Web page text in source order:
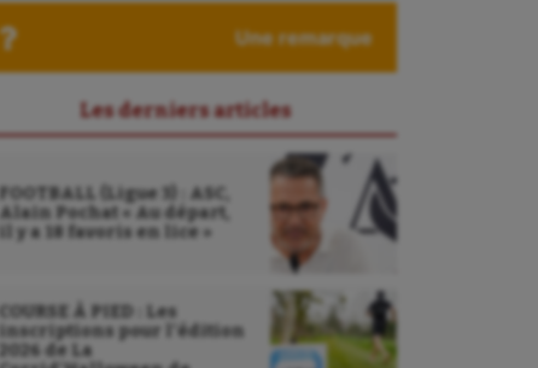
Une remarque
Les derniers articles
FOOTBALL (Ligue 3) : ASC,
Alain Pochat « Au départ,
il y a 18 favoris en lice »
COURSE À PIED : Les
inscriptions pour l’édition
2026 de La